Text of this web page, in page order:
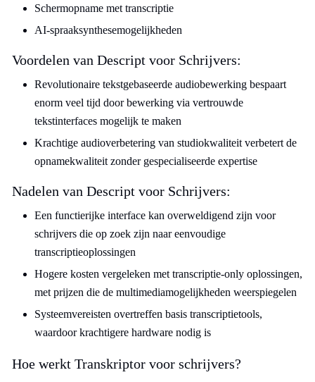
Schermopname met transcriptie
AI-spraaksynthesemogelijkheden
Voordelen van Descript voor Schrijvers:
Revolutionaire tekstgebaseerde audiobewerking bespaart
enorm veel tijd door bewerking via vertrouwde
tekstinterfaces mogelijk te maken
Krachtige audioverbetering van studiokwaliteit verbetert de
opnamekwaliteit zonder gespecialiseerde expertise
Nadelen van Descript voor Schrijvers:
Een functierijke interface kan overweldigend zijn voor
schrijvers die op zoek zijn naar eenvoudige
transcriptieoplossingen
Hogere kosten vergeleken met transcriptie-only oplossingen,
met prijzen die de multimediamogelijkheden weerspiegelen
Systeemvereisten overtreffen basis transcriptietools,
waardoor krachtigere hardware nodig is
Hoe werkt Transkriptor voor schrijvers?